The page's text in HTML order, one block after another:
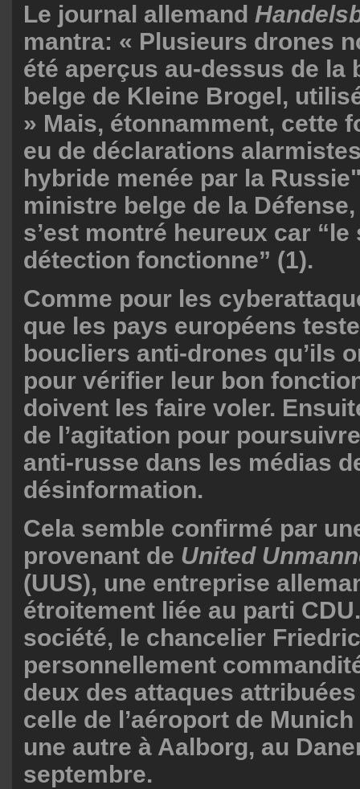
Le journal allemand
mantra: « Plusieurs drones
été aperçus au-dessus de la
belge de Kleine Brogel,
» Mais, étonnamment, cette
eu de déclarations
hybride menée par la
ministre belge de la
s’est montré heureux car “le
détection fonctionne” (1).
Comme pour les
que les pays européens
boucliers anti-drones qu’ils
pour vérifier leur bon
doivent les faire voler.
de l’agitation pour
anti-russe dans les médias
désinformation.
Cela semble confirmé par
provenant de United
(UUS), une entreprise
étroitement liée au parti
société, le chancelier
personnellement
deux des attaques
celle de l’aéroport de
une autre à Aalborg, au
septembre.